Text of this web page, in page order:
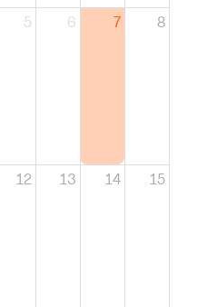
5 6 7 8
12 13 14 15